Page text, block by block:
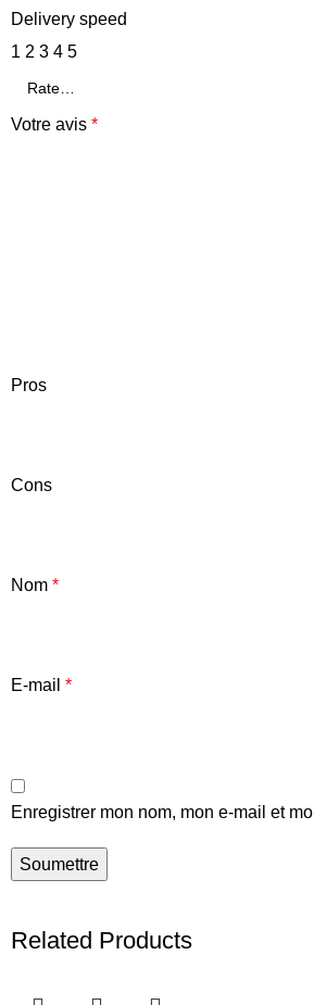
Delivery speed
1 2 3 4 5
Votre avis *
Pros
Cons
Nom *
E-mail *
Enregistrer mon nom, mon e-mail et
Related Products